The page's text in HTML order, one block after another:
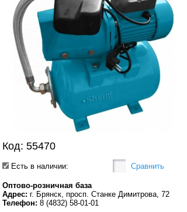
Код: 55470
Есть в наличии: Сравнить
Оптово-розничная база
Адрес: г. Брянск, просп. Станке Димитрова, 72
Телефон: 8 (4832) 58-01-01